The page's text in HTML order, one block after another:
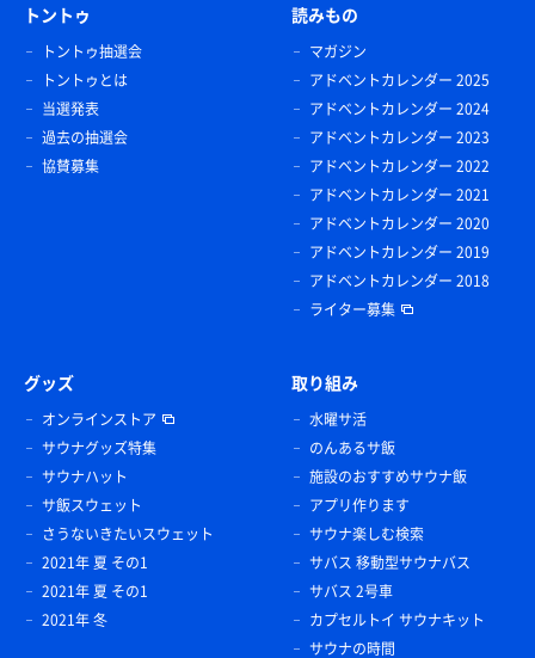
トントゥ
トントゥ抽選会
トントゥとは
当選発表
過去の抽選会
協賛募集
読みもの
マガジン
アドベントカレンダー 2025
アドベントカレンダー 2024
アドベントカレンダー 2023
アドベントカレンダー 2022
アドベントカレンダー 2021
アドベントカレンダー 2020
アドベントカレンダー 2019
アドベントカレンダー 2018
ライター募集
グッズ
オンラインストア
サウナグッズ特集
サウナハット
サ飯スウェット
さうないきたいスウェット
2021年 夏 その1
2021年 夏 その1
2021年 冬
取り組み
水曜サ活
のんあるサ飯
施設のおすすめサウナ飯
アプリ作ります
サウナ楽しむ検索
サバス 移動型サウナバス
サバス 2号車
カプセルトイ サウナキット
サウナの時間